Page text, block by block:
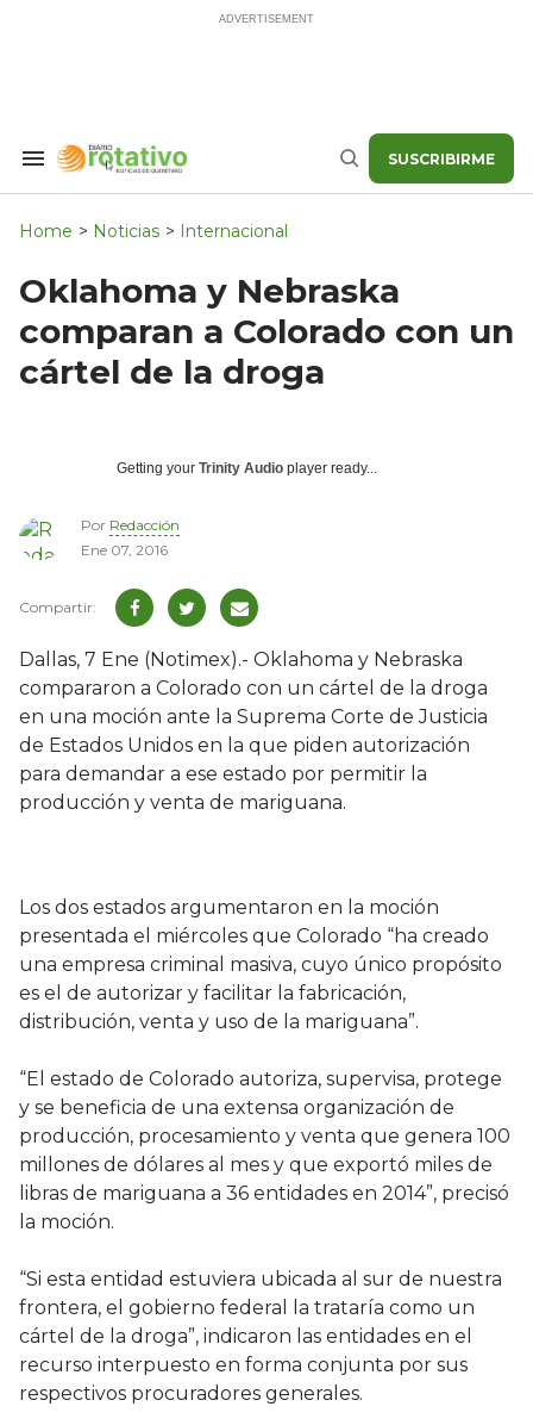
Search
Navigation
Buscar SUSCRIBIRME
Home > Noticias > Internacional
Oklahoma y Nebraska
comparan a Colorado con un
cártel de la droga
Getting your Trinity Audio player ready...
Por Redacción
Ene 07, 2016
Dallas, 7 Ene (Notimex).- Oklahoma y Nebraska
compararon a Colorado con un cártel de la droga
en una moción ante la Suprema Corte de Justicia
de Estados Unidos en la que piden autorización
para demandar a ese estado por permitir la
producción y venta de mariguana.
Los dos estados argumentaron en la moción
presentada el miércoles que Colorado “ha creado
una empresa criminal masiva, cuyo único propósito
es el de autorizar y facilitar la fabricación,
distribución, venta y uso de la mariguana”.
“El estado de Colorado autoriza, supervisa, protege
y se beneficia de una extensa organización de
producción, procesamiento y venta que genera 100
millones de dólares al mes y que exportó miles de
libras de mariguana a 36 entidades en 2014”, precisó
la moción.
“Si esta entidad estuviera ubicada al sur de nuestra
frontera, el gobierno federal la trataría como un
cártel de la droga”, indicaron las entidades en el
recurso interpuesto en forma conjunta por sus
respectivos procuradores generales.